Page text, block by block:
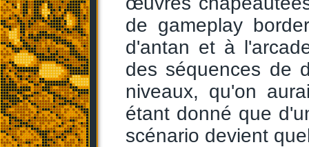
de gameplay
d'antan et à
des séquences de
niveaux, qu'on
étant donné que
scénario devient